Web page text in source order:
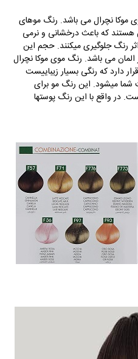
موکا نچرال می باشد. رنگ موهای
هستند که باعث درخشانی و نرمی
رنگ جلوگیری میکنند. حجم این
کشور المان می باشد. رنگ موی موکا نچرال
دارد که رنگی بسیار زیباییست
میشود. این رنگ مو برای
در واقع با این رنگ پوستها